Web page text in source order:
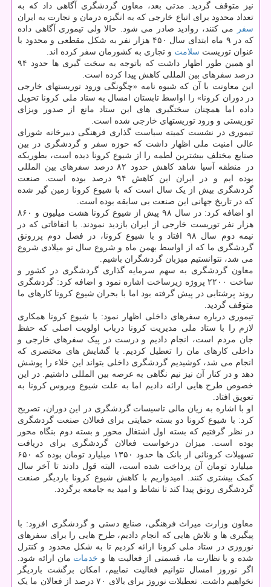
نیز متوقف گردید. مدتی بعد، معاون گردشگری آگاهی داد که به
تعداد محدود برای اتباع خارجی که به انگیزه درمان و تجارت به ایران
سفر
می کنند، روادید صادر می شود. حالا ولی تیموری آگاهی داده
که در ۹ ماه ابتدای سال ۴۵۰ هزار نفر به شکل مقطعی و محدود با
عنوان توریست سلامت و تجاری به کشورمان سفر کرده اند.
او همین طور اظهار داشت که باتوجه به سخت گیری ها حدود ۹۴
درصد سفرهای بین المللی کاهش پیدا کرده است.
این معاونت با آن که شیوه نامه «چگونگی ورود توریستهای خارجی
در دوران کرونا» را اواسط تابستان امسال به ستاد ملی کرونا تحویل
داده اما همچنان سختگیری های این ستاد مانع از صدور ویزای
توریستی و ورود توریستهای خارجی شده است.
تیموری در نشست کمیته سیاست گذاری فرهنگی دبیرخانه شورای
عالی امنیت ملی اظهار داشت که حوزه سفر و گردشگری در بین
صنایع مختلف بیشترین لطمه را از شیوع کرونا دیده است، بطوریکه
در منطقه آسیا شاهد کاهش حدود ۸۲ درصد سفرهای بین المللی
بوده ایم و در ایران این کاهش ۹۴ درصد بوده است. صنعت
گردشگری بیش از یک سال است که با شیوع کرونا زمین گیر شده
که در تاریخ جهانی این صنعت بی سابقه بوده است.
او اضافه کرد: در سال ۹۸ پیش از شیوع کرونا هشت میلیون و ۸۶۰
هزار نفر توریست خارجی از ایران بازدید نمودند. با اتفاقاتی که در
نیمه دوم سال ۹۸ افتاد و با شیوع کرونا، در فصل دوم پررونق
گردشگری ما که از اواسط بهمن ماه و شروع سال نو میلادی شروع
می شد، نتوانستیم میزبان گردشگران باشیم.
معاون گردشگری به سهم سرمایه گذاری گردشگری در کشور و
ساخت ۲۲۰۰ پروژه زیرساخت اشاره نمود و اضافه کرد: گردشگری
روند پرشتابی در پیش گرفته بود اما با بحران شیوع کرونا کارهای ما
متوقف گردید.
تیموری درباره سفرهای داخلی اظهار نمود: با شیوع کرونا همکاری
لازم را با ستاد ملی مدیریت کرونا درباب اولویت اصلی که حفظ
جان مردم است، انجام دادیم و درست در پیک سفرهای خارجی و
داخلی کارهای مان را تعطیل کردیم. با گشایش های مختصری که
انجام می شد، کوشیدیم گردشگری داخلی بتواند این خلاء را پوشش
دهد و در کنار آن نیز نیم نگاهی به عرصه بین المللی داشتیم. در این
خصوص طرح هایی ارائه دادیم اما به علت شیوع ویروس کرونا به
تعویق افتاد.
او با اشاره به زیان مالی تاسیسات گردشگری در این دوران، تصریح
کرد: با شیوع کرونا دو بسته حمایتی برای فعالان صنعت گردشگری
در نظر گرفتیم که بسته اول اشتغال محور و بسته دوم بنگاه محور
بوده است. میزان درخواست فعالان گردشگری برای دریافت
تسهیلات کرونائی از بانک ها حدود ۱۳۵۰ میلیارد تومان بوده که ۶۵۰
میلیارد تومان آن پرداخت شده است، البته قول دادند تا آخر سال
کمک بیشتری کنند. امیدواریم با کاهش شیوع کرونا باردیگر صنعت
گردشگری رونق پیدا کند تا نشاط و امید به جامعه برگردد.
معاون وزارت میراث فرهنگی، صنایع دستی و گردشگری افزود: با
پیگیری ها و تلاش هایی که انجام دادیم، طرح هایی را برای سفرهای
نوروزی در ستاد ملی کرونا ارائه کردیم تا به شکل محدود و کنترل
شده و با نظارت ما، قسمتی از فعالیت ها و خدمات مان ارائه شود.
اگر نوروز امسال نتوانیم فعالیت نماییم، امکان برگشت باردیگر
نخواهیم داشت. تعطیلات نوروز برای بالای ۷۰ درصد از فعالان ما یک